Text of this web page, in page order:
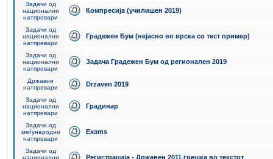
Задачи од
национални
натпревари
Компресија (училишен 2019)
Задачи од
национални
натпревари
Градежен Бум (нејасно во врска со тест пример)
Задачи од
национални
натпревари
Задача Градежен Бум од регионален 2019
Државни
натпревари
Drzaven 2019
Задачи од
национални
натпревари
Градинар
Задачи од
меѓународни
натпревари
Exams
Задачи од
национални
Регистрација - Државен 2011 грешка во текстот